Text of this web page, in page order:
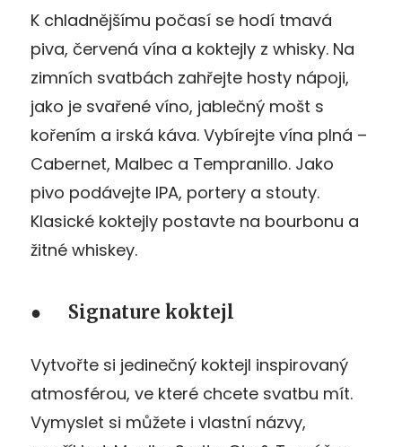
K chladnějšímu počasí se hodí tmavá
piva, červená vína a koktejly z whisky. Na
zimních svatbách zahřejte hosty nápoji,
jako je svařené víno, jablečný mošt s
kořením a irská káva. Vybírejte vína plná –
Cabernet, Malbec a Tempranillo. Jako
pivo podávejte IPA, portery a stouty.
Klasické koktejly postavte na bourbonu a
žitné whiskey.
● Signature koktejl
Vytvořte si jedinečný koktejl inspirovaný
atmosférou, ve které chcete svatbu mít.
Vymyslet si můžete i vlastní názvy,